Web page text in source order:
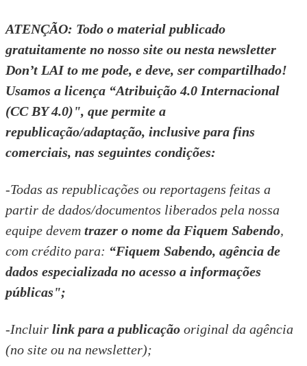
ATENÇÃO: Todo o material publicado
gratuitamente no nosso site ou nesta newsletter
Don’t LAI to me pode, e deve, ser compartilhado!
Usamos a licença “Atribuição 4.0 Internacional
(CC BY 4.0)", que permite a
republicação/adaptação, inclusive para fins
comerciais, nas seguintes condições:
-Todas as republicações ou reportagens feitas a
partir de dados/documentos liberados pela nossa
equipe devem trazer o nome da Fiquem Sabendo,
com crédito para: “Fiquem Sabendo, agência de
dados especializada no acesso a informações
públicas";
-Incluir link para a publicação original da agência
(no site ou na newsletter);